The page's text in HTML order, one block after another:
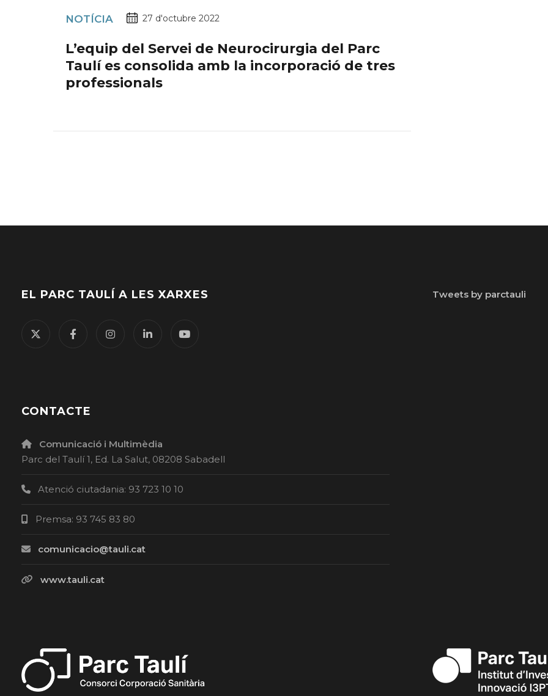
NOTÍCIA 27 d'octubre 2022
L’equip del Servei de Neurocirurgia del Parc
Taulí es consolida amb la incorporació de tres
professionals
EL PARC TAULÍ A LES XARXES
CONTACTE
Comunicació i Multimèdia
Parc del Taulí 1, Ed. La Salut, 08208 Sabadell
Atenció ciutadania: 93 723 10 10
Premsa: 93 745 83 80
comunicacio@tauli.cat
www.tauli.cat
Tweets by parctauli